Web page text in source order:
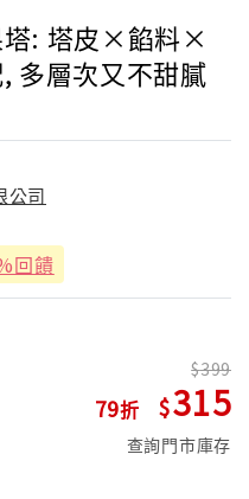
塔: 塔皮×餡料×
多層次又不甜膩
公司
回饋
79
399
315
查詢門市庫存